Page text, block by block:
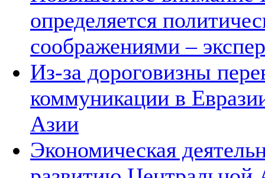
определяется
соображениями –
Из-за дороговизны
коммуникации в
Азии
Экономическая